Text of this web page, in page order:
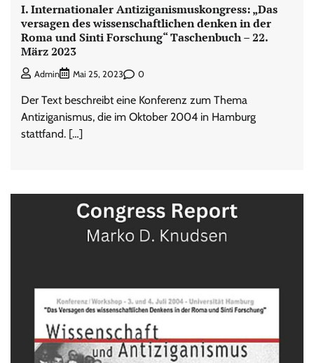
I. Internationaler Antiziganismuskongress: „Das
versagen des wissenschaftlichen denken in der
Roma und Sinti Forschung“ Taschenbuch – 22.
März 2023
Admin Mai 25, 2023 0
Der Text beschreibt eine Konferenz zum Thema
Antiziganismus, die im Oktober 2004 in Hamburg
stattfand. […]